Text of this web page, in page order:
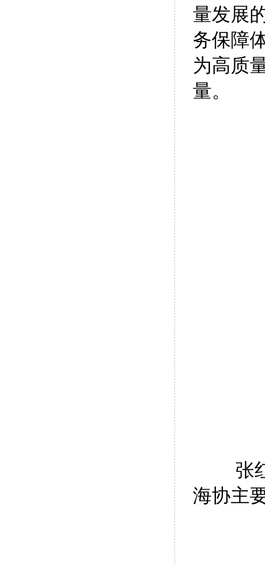
量发展
务保障
为高质
量。
张
海协主